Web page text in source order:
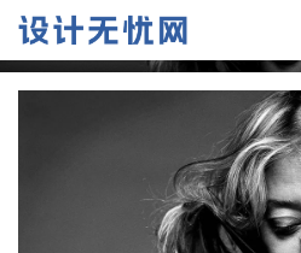
扎哈逝世七周年丨上帝的